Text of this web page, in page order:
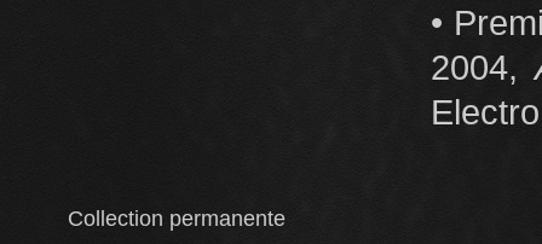
•
2004,
Collection permanente